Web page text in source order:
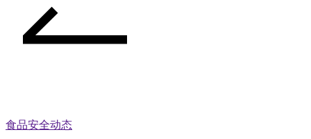
食品安全动态